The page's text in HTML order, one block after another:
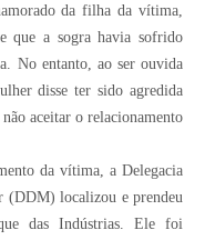
da filha da vítima,
que a sogra havia sofrido
No entanto, ao ser ouvida
disse ter sido agredida
aceitar o relacionamento
da vítima, a Delegacia
(DDM) localizou e prendeu
das Indústrias. Ele foi